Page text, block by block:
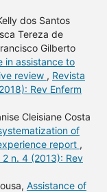
dos Santos
Tereza de
Gilberto
in assistance to
review , Revista
Rev Enferm
Cleisiane Costa
of
report ,
n. 4 (2013): Rev
Assistance of